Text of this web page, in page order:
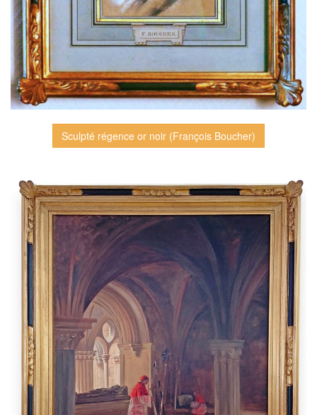
Sculpté régence or noir (François Boucher)